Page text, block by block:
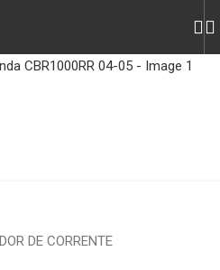
DE CORRENTE